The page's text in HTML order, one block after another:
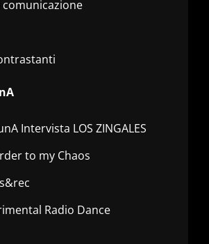
Intervista LOS ZINGALES
to my Chaos
Radio Dance